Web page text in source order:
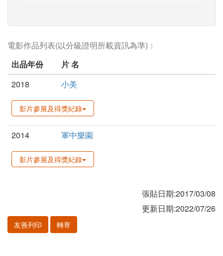
電影作品列表(以分級證明所載資訊為準)：
出品年份
片 名
2018
小美
影片參展及得獎紀錄
2014 軍中樂園
影片參展及得獎紀錄
張貼日期:2017/03/08
更新日期:2022/07/26
友善列印 轉寄